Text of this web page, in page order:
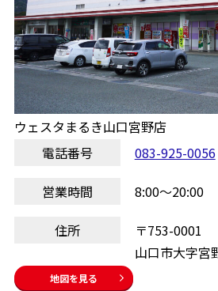
ウェスタまるき山口宮野店
電話番号
083-925-0056
営業時間 8:00～20:00
住所
〒753-0001
山口市大字宮
地図を見る